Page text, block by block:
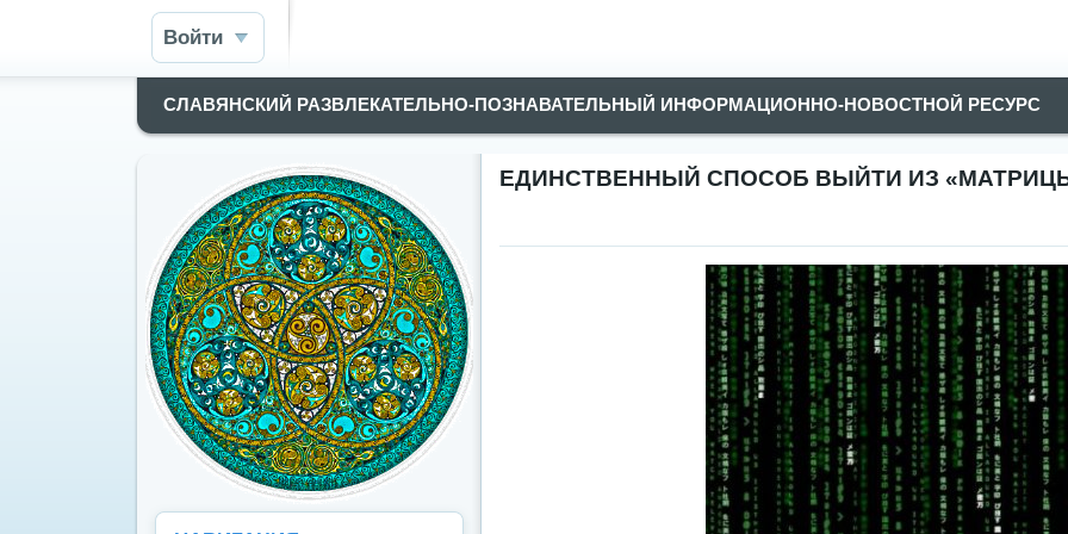
Войти
СЛАВЯНСКИЙ РАЗВЛЕКАТЕЛЬНО-ПОЗНАВАТЕЛЬНЫЙ ИНФОРМАЦИОННО-НОВОСТНОЙ РЕСУРС
ЕДИНСТВЕННЫЙ СПОСОБ ВЫЙТИ ИЗ